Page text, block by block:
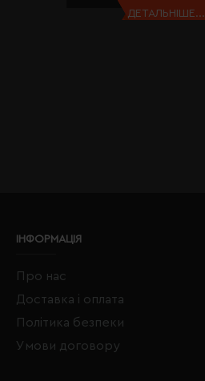
ДЕТАЛЬНІШЕ...
ІНФОРМАЦІЯ
Про нас
Доставка і оплата
Політика безпеки
Умови договору